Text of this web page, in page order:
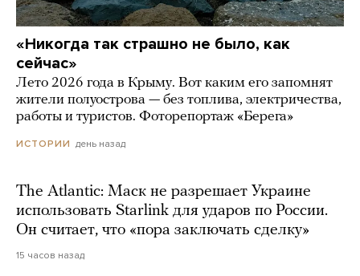
«Никогда так страшно не было, как
сейчас»
Лето 2026 года в Крыму. Вот каким его запомнят
жители полуострова — без топлива, электричества,
работы и туристов. Фоторепортаж «Берега»
ИСТОРИИ день назад
The Atlantic: Маск не разрешает Украине
использовать Starlink для ударов по России.
Он считает, что «пора заключать сделку»
15 часов назад